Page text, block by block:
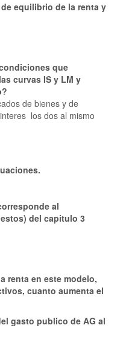
equilibrio de la renta y
que
curvas IS y LM y
de bienes y de
los dos al mismo
al
del capitulo 3
renta en este modelo,
cuanto aumenta el
gasto publico de AG al